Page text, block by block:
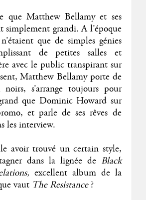
que Matthew Bellamy et ses
simplement grandi. A l’époque
que de simples génies
de petites salles et
avec le public transpirant sur
Matthew Bellamy porte de
noirs, s’arrange toujours pour
que Dominic Howard sur
et parle de ses rêves de
les interview.
avoir trouvé un certain style,
dans la lignée de Black
excellent album de la
vaut The Resistance?